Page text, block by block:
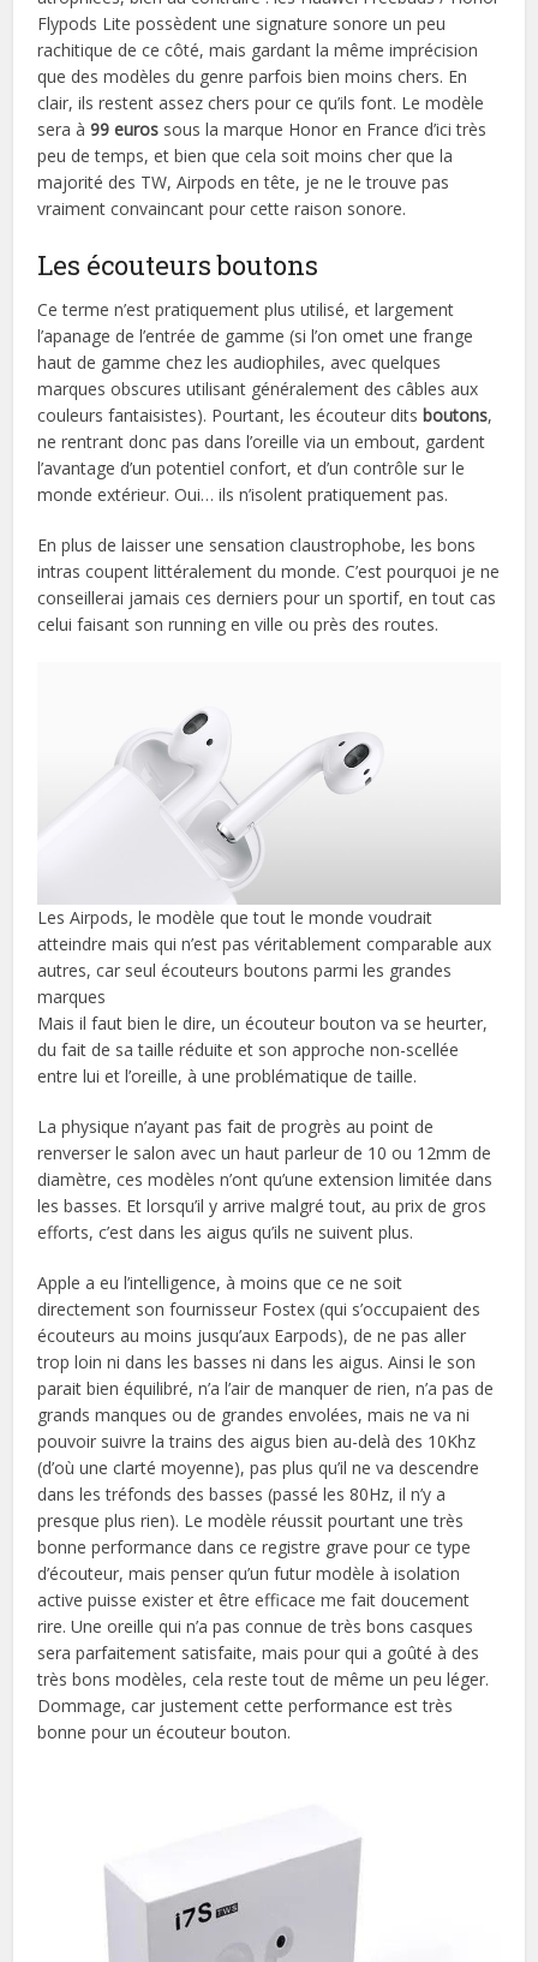
Flypods Lite possèdent une signature sonore un peu
rachitique de ce côté, mais gardant la même imprécision
que des modèles du genre parfois bien moins chers. En
clair, ils restent assez chers pour ce qu’ils font. Le modèle
sera à99 euros sous la marque Honor en France d’ici très
peu de temps, et bien que cela soit moins cher que la
majorité des TW, Airpods en tête, je ne le trouve pas
vraiment convaincant pour cette raison sonore.
Les écouteurs boutons
Ce terme n’est pratiquement plus utilisé, et largement
l’apanage de l’entrée de gamme (si l’on omet une frange
haut de gamme chez les audiophiles, avec quelques
marques obscures utilisant généralement des câbles aux
couleurs fantaisistes). Pourtant, les écouteur dits boutons,
ne rentrant donc pas dans l’oreille via un embout, gardent
l’avantage d’un potentiel confort, et d’un contrôle sur le
monde extérieur. Oui… ils n’isolent pratiquement pas.
En plus de laisser une sensation claustrophobe, les bons
intras coupent littéralement du monde. C’est pourquoi je ne
conseillerai jamais ces derniers pour un sportif, en tout cas
celui faisant son running en ville ou près des routes.
Les Airpods, le modèle que tout le monde voudrait
atteindre mais qui n’est pas véritablement comparable aux
autres, car seul écouteurs boutons parmi les grandes
marques
Mais il faut bien le dire, un écouteur bouton va se heurter,
du fait de sa taille réduite et son approche non-scellée
entre lui et l’oreille, à une problématique de taille.
La physique n’ayant pas fait de progrès au point de
renverser le salon avec un haut parleur de 10 ou 12mm de
diamètre, ces modèles n’ont qu’une extension limitée dans
les basses. Et lorsqu’il y arrive malgré tout, au prix de gros
efforts, c’est dans les aigus qu’ils ne suivent plus.
Apple a eu l’intelligence, à moins que ce ne soit
directement son fournisseur Fostex (qui s’occupaient des
écouteurs au moins jusqu’aux Earpods), de ne pas aller
trop loin ni dans les basses ni dans les aigus. Ainsi le son
parait bien équilibré, n’a l’air de manquer de rien, n’a pas de
grands manques ou de grandes envolées, mais ne va ni
pouvoir suivre la trains des aigus bien au-delà des 10Khz
(d’où une clarté moyenne), pas plus qu’il ne va descendre
dans les tréfonds des basses (passé les 80Hz, il n’y a
presque plus rien). Le modèle réussit pourtant une très
bonne performance dans ce registre grave pour ce type
d’écouteur, mais penser qu’un futur modèle à isolation
active puisse exister et être efficace me fait doucement
rire. Une oreille qui n’a pas connue de très bons casques
sera parfaitement satisfaite, mais pour qui a goûté à des
très bons modèles, cela reste tout de même un peu léger.
Dommage, car justement cette performance est très
bonne pour un écouteur bouton.